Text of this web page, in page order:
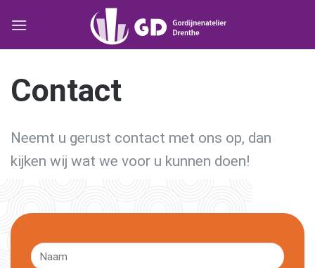
Contact
Neemt u gerust contact met ons op, dan
kijken wij wat we voor u kunnen doen!